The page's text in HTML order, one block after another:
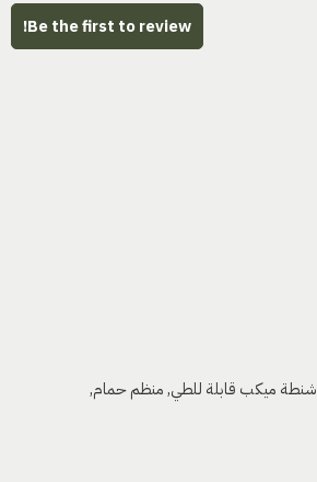
Be the first to review!
شنطة ميكب قابلة للطي,منظم حمام,